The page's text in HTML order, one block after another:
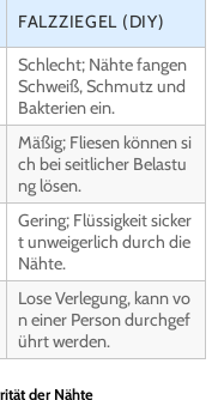
FALZZIEGEL (DIY)
Schlecht; Nähte fangen
Schweiß, Schmutz und
Bakterien ein.
Mäßig; Fliesen können si
ch bei seitlicher Belastu
ng lösen.
Gering; Flüssigkeit sicker
t unweigerlich durch die
Nähte.
Lose Verlegung, kann vo
n einer Person durchgef
ührt werden.
der Nähte